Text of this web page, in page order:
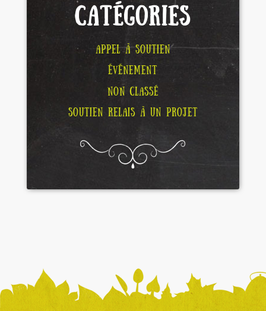
CATÉGORIES
APPEL À SOUTIEN
ÉVÉNEMENT
NON CLASSÉ
SOUTIEN RELAIS À UN PROJET